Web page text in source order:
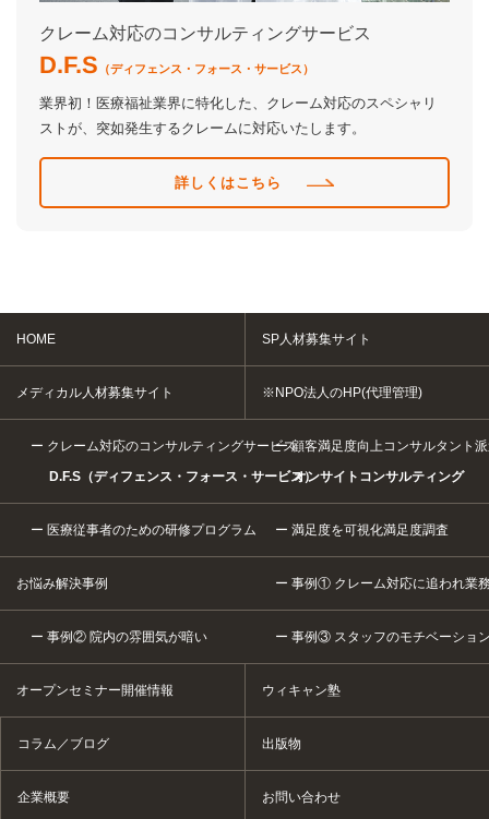
クレーム対応のコンサルティングサービス
D.F.S （ディフェンス・フォース・サービス）
業界初！医療福祉業界に特化した、クレーム対応のスペシャリ
ストが、突如発生するクレームに対応いたします。
詳しくはこちら
HOME SP人材募集サイト
メディカル人材募集サイト ※NPO法人のHP(代理管理)
クレーム対応のコンサルティングサービス
D.F.S（ディフェンス・フォース・サービス）
顧客満足度向上コンサルタント
オンサイトコンサルティング
医療従事者のための研修プログラム 満足度を可視化満足度調査
お悩み解決事例 事例① クレーム対応に追われ業
事例② 院内の雰囲気が暗い 事例③ スタッフのモチベーショ
オープンセミナー開催情報 ウィキャン塾
コラム／ブログ 出版物
企業概要 お問い合わせ